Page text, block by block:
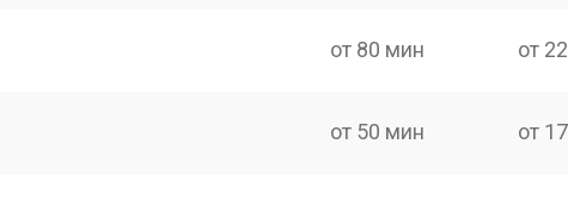
от 80 мин от
от 50 мин от